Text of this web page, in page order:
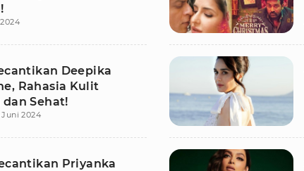
Deepika
Rahasia Kulit
Sehat!
Juni 2024
Priyanka